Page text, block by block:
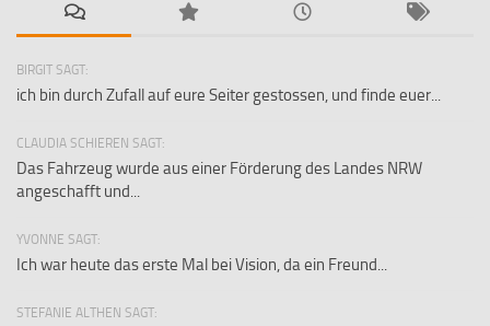
BIRGIT SAGT:
ich bin durch Zufall auf eure Seiter gestossen, und finde euer...
CLAUDIA SCHIEREN SAGT:
Das Fahrzeug wurde aus einer Förderung des Landes NRW
angeschafft und...
YVONNE SAGT:
Ich war heute das erste Mal bei Vision, da ein Freund...
STEFANIE ALTHEN SAGT: